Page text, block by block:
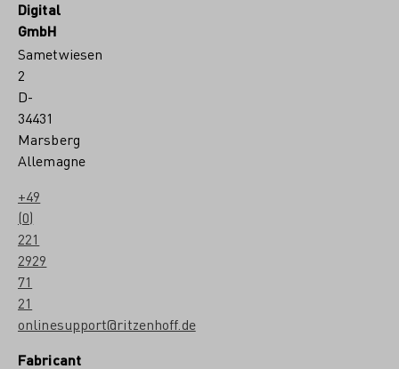
Digital
GmbH
Sametwiesen
2
D-
34431
Marsberg
Allemagne
+49
(0)
221
2929
71
21
onlinesupport@ritzenhoff.de
Fabricant